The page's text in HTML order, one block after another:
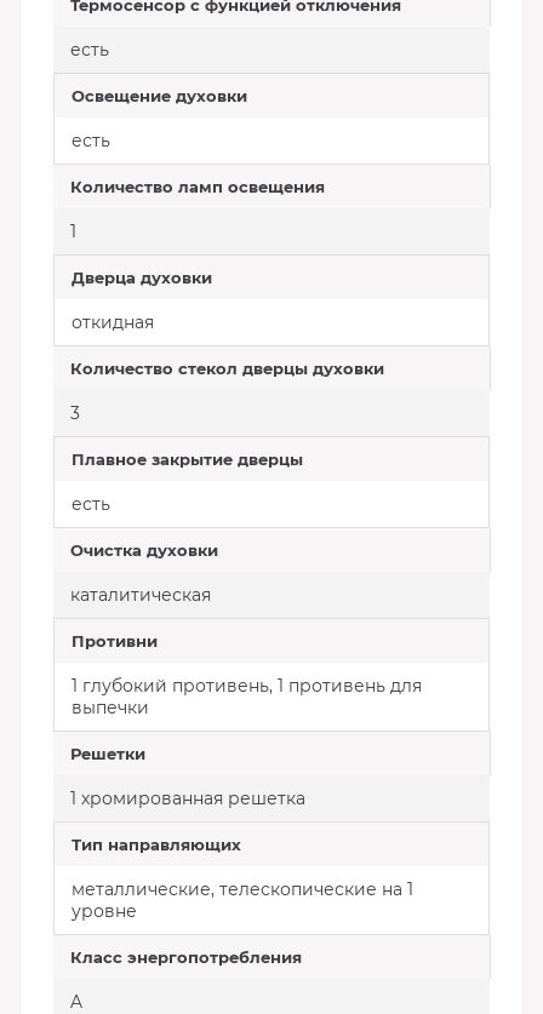
Термосенсор с функцией отключения
есть
Освещение духовки
есть
Количество ламп освещения
1
Дверца духовки
откидная
Количество стекол дверцы духовки
3
Плавное закрытие дверцы
есть
Очистка духовки
каталитическая
Противни
1 глубокий противень, 1 противень для
выпечки
Решетки
1 хромированная решетка
Тип направляющих
металлические, телескопические на 1
уровне
Класс энергопотребления
A